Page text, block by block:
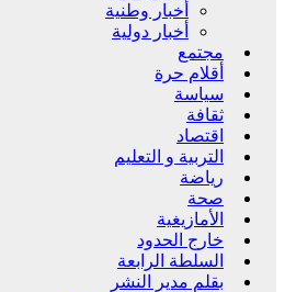
أخبار وطنية
أخبار دولية
مجتمع
أقلام حرة
سياسة
ثقافة
اقتصاد
التربية و التعليم
رياضة
صحة
الأمازيغية
خارج الحدود
السلطة الرابعة
بقلم مدير النشر